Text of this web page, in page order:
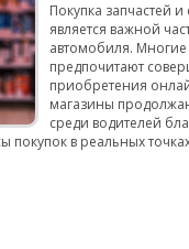
Покупка запчастей
является важной
автомобиля. Многие
предпочитают
приобретения
магазины
среди водителей
покупок в реальных